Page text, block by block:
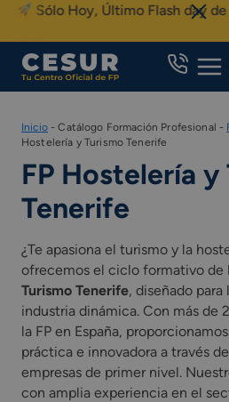
Skip
content
Sólo Hoy, Último Flash day de
Inicio-Catálogo Formación Profesional -
Hostelería y Turismo Tenerife
FP Hostelería y
Tenerife
¿Te apasiona el turismo y la
ofrecemos el ciclo formativo de
Turismo Tenerife, diseñado
industria dinámica. Con más de
la FP en España,
práctica e innovadora a través
empresas de primer nivel.
con amplia experiencia en el